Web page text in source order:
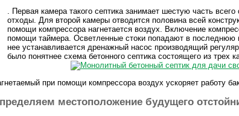
. Первая камера такого септика занимает шестую часть
отходы. Для второй камеры отводится половина всей
помощи компрессора нагнетается воздух. Включение
помощи таймера. Осветленные стоки попадают в последнюю
нее устанавливается дренажный насос производящий
было понятнее схема бетонного септика состоящего из трех
при помощи компрессора воздух ускоряет работу
местоположение будущего